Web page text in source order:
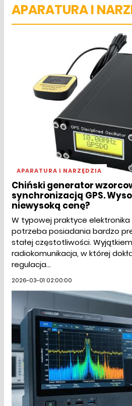
APARATURA I
APARATURA I NARZĘDZIA
Chiński generator
synchronizacją GPS.
niewysoką cenę?
W typowej praktyce
potrzeba posiadania bardzo
stałej częstotliwości.
radiokomunikacja, w której
regulacja...
2026-03-01 02:00:00